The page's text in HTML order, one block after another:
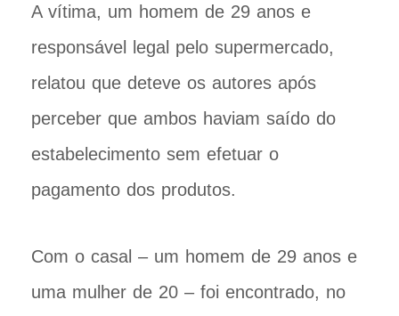
A vítima, um homem de 29 anos e
responsável legal pelo supermercado,
relatou que deteve os autores após
perceber que ambos haviam saído do
estabelecimento sem efetuar o
pagamento dos produtos.
Com o casal – um homem de 29 anos e
uma mulher de 20 – foi encontrado, no